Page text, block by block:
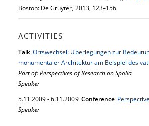
Boston: De Gruyter, 2013, 123–156
ACTIVITIES
Talk Ortswechsel: Überlegungen zur
monumentaler Architektur am Beispiel des
Part of: Perspectives of Research on Spolia
Speaker
5.11.2009-6.11.2009 Conference
Speaker